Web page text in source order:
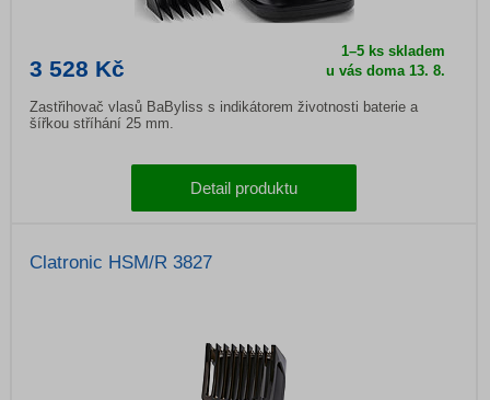
3 528 Kč
1–5 ks skladem
u vás doma 13. 8.
Zastřihovač vlasů BaByliss s indikátorem životnosti baterie a
šířkou stříhání 25 mm.
Detail produktu
Clatronic HSM/R 3827